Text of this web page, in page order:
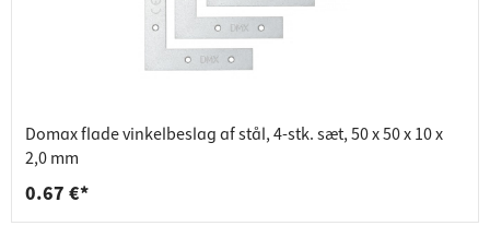
Domax flade vinkelbeslag af stål, 4-stk. sæt, 50 x 50 x 10 x
2,0 mm
0.67 €*